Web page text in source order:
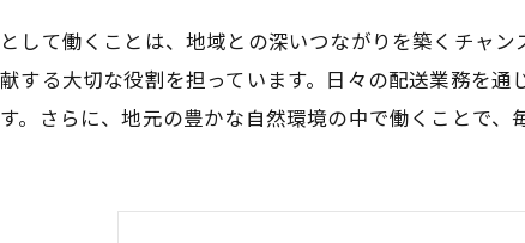
して働くことは、地域との深いつながりを築くチャ
する大切な役割を担っています。日々の配送業務を
。さらに、地元の豊かな自然環境の中で働くことで、